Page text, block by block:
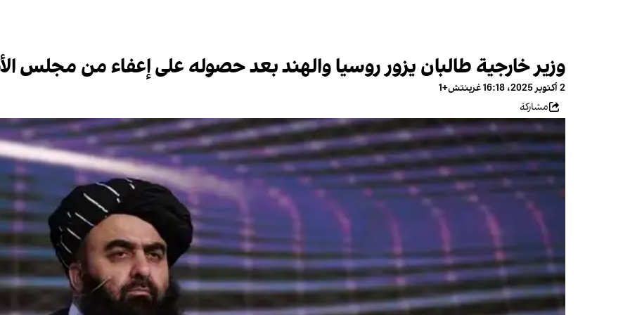
وزير خارجية طالبان يزور روسيا والهند بعد حصوله على إعفاء من مجلس
2 أكتوبر 2025، 16:18 غرينتش+1
مشاركة